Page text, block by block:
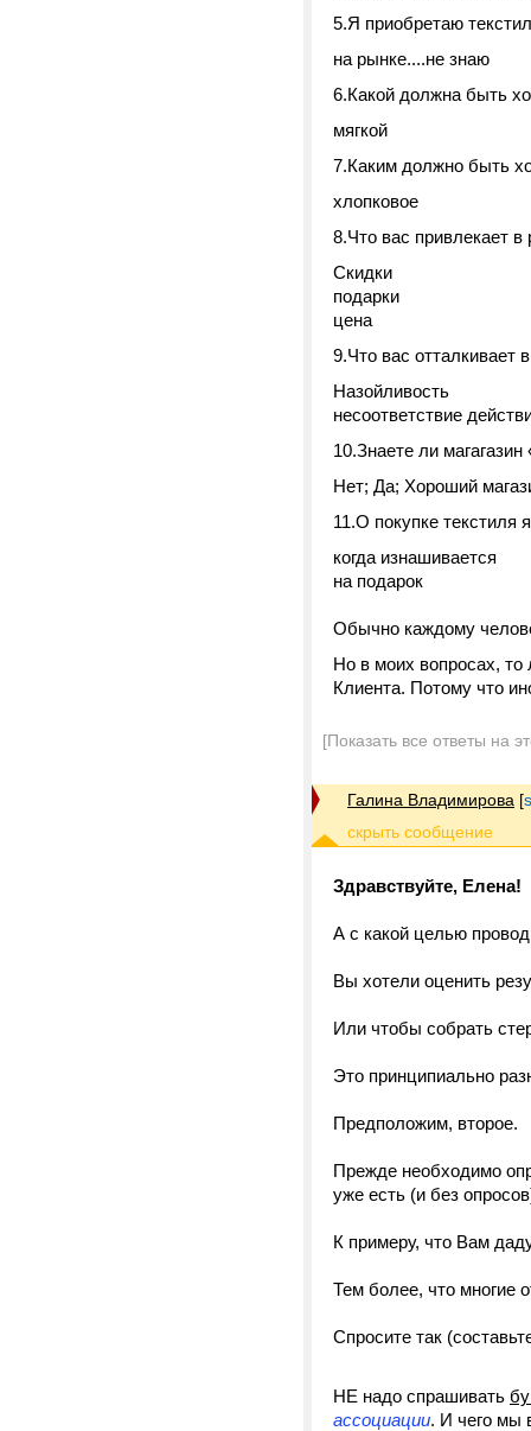
5.Я приобретаю
на рынке....не знаю
6.Какой должна быть
мягкой
7.Каким должно быть
хлопковое
8.Что вас привлекает
Скидки
подарки
цена
9.Что вас отталкивает
Назойливость
несоответствие
10.Знаете ли
Нет; Да; Хороший
11.О покупке текстиля
когда изнашивается
на подарок
Обычно каждому
Но в моих вопросах, то
Клиента. Потому что
[Показать все ответы на
Галина Владимирова [
Здравствуйте, Елена!
А с какой целью
Вы хотели оценить
Или чтобы собрать
Это принципиально
Предположим, второе.
Прежде необходимо
уже есть (и без
К примеру, что Вам
Тем более, что многие
Спросите так
НЕ надо спрашивать
ассоциации. И чего мы